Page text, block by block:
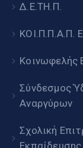
Δ.Ε.ΤΗ.Π.
ΚΟΙ.Π.Π.Α.Π.
Κοινωφελής
Σύνδεσμος
Αναργύρων
Σχολική